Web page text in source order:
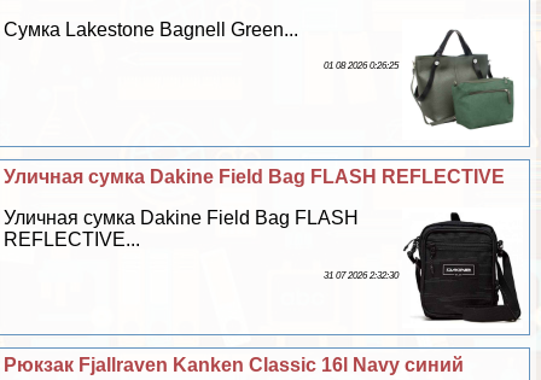
Сумка Lakestone Bagnell Green...
01 08 2026 0:26:25
Уличная сумка Dakine Field Bag FLASH REFLECTIVE
Уличная сумка Dakine Field Bag FLASH
REFLECTIVE...
31 07 2026 2:32:30
Рюкзак Fjallraven Kanken Classic 16l Navy синий